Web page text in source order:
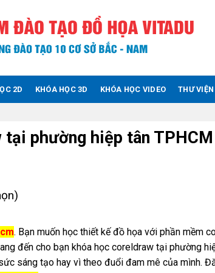
2D KHÓA HỌC 3D KHÓA HỌC VIDEO THƯ
phường hiệp tân
. Bạn muốn học thiết kế đồ họa với phần mềm
đến cho bạn khóa học coreldraw tại phường
sáng tạo hay vì theo đuổi đam mê của mình.